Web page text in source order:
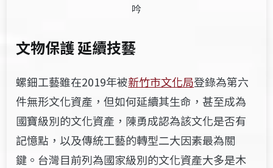
吟
文物保護 延續技藝
螺鈿工藝雖在2019年被新竹市文化局登錄為第六
件無形文化資產，但如何延續其生命，甚至成為
國寶級別的文化資產，陳勇成認為該文化是否有
記憶點，以及傳統工藝的轉型二大因素最為關
鍵。台灣目前列為國家級別的文化資產大多是木